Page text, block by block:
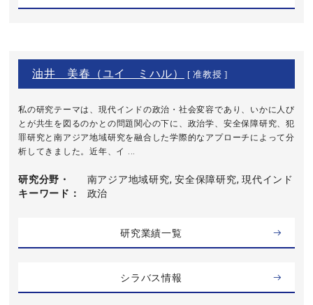
油井 美春（ユイ ミハル） [ 准教授 ]
私の研究テーマは、現代インドの政治・社会変容であり、いかに人び
とが共生を図るのかとの問題関心の下に、政治学、安全保障研究、犯
罪研究と南アジア地域研究を融合した学際的なアプローチによって分
析してきました。近年、イ ...
研究分野・
キーワード
南アジア地域研究, 安全保障研究, 現代インド
政治
研究業績一覧
シラバス情報